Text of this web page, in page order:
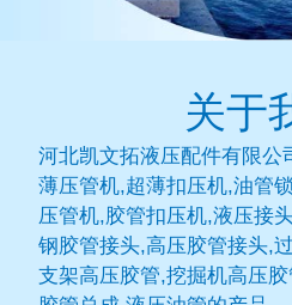
关于
河北凯文拓液压配件有限公
薄压管机,超薄扣压机,油管
压管机,胶管扣压机,液压接
钢胶管接头,高压胶管接头,
支架高压胶管,挖掘机高压